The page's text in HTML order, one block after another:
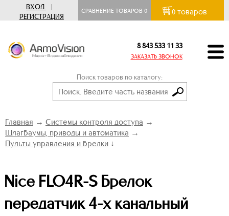
ВХОД
|
РЕГИСТРАЦИЯ
СРАВНЕНИЕ ТОВАРОВ0 0 товаров
8 843 533 11 33
ЗАКАЗАТЬ ЗВОНОК
Поиск товаров по каталогу:
Главная → Системы контроля доступа →
Шлагбаумы, приводы и автоматика →
Пульты управления и брелки ↓
Nice FLO4R-S Брелок
передатчик 4-х канальный